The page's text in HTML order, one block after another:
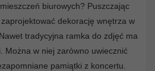
biurowych? Puszczając
dekorację wnętrza w
tradycyjna ramka do zdjęć ma
Można w niej zarówno uwiecznić
pamiątki z koncertu.